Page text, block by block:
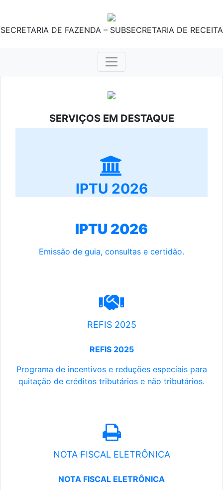
SECRETARIA DE FAZENDA – SUBSECRETARIA DE RECEITA
SERVIÇOS EM DESTAQUE
IPTU 2026
IPTU 2026
Emissão de guia, consultas e certidão.
REFIS 2025
REFIS 2025
Programa de incentivos e reduções especiais para
quitação de créditos tributários e não tributários.
NOTA FISCAL ELETRÔNICA
NOTA FISCAL ELETRÔNICA